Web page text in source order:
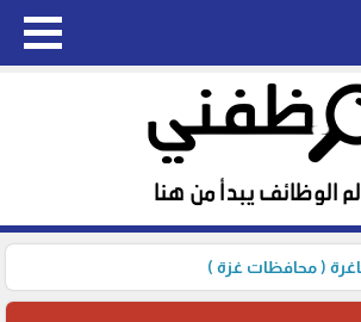
( محافظات غزة )